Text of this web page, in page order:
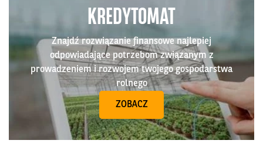
KREDYTOMAT
Znajdź rozwiązanie finansowe najlepiej
odpowiadające potrzebom związanym z
prowadzeniem i rozwojem twojego gospodarstwa
rolnego
ZOBACZ